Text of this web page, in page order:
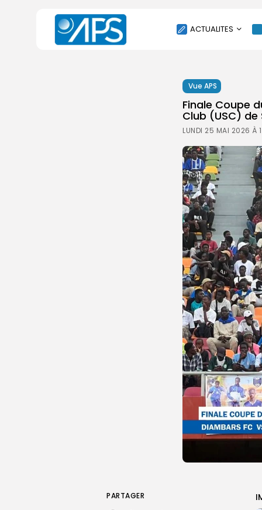
ACTUALITES
SOCIÉTÉ
ÉCONOMIE
CULTURE
ENVIRONNEMENT
INTERNATIONAL
AGENDA
SANTE
Vue APS
Finale Coupe
Club (USC)
LUNDI 25 MAI 2026 À
PARTAGER